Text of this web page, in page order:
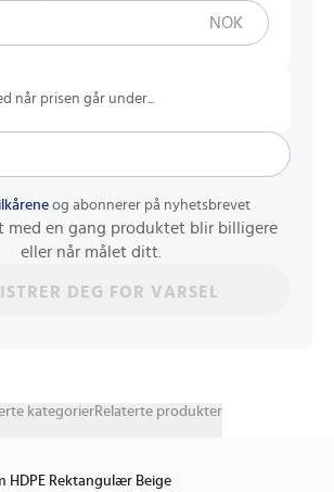
NOK
når prisen går under...
og abonnerer på nyhetsbrevet
med en gang produktet blir billigere
eller når målet ditt.
DEG FOR VARSEL
kategorierRelaterte produkter
HDPE Rektangulær Beige